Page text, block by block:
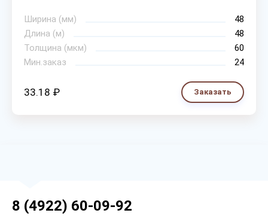
Ширина (мм)
48
Длина (м)
48
Толщина (мкм)
60
Мин.заказ
24
33.18 ₽ Заказать
8 (4922) 60-09-92